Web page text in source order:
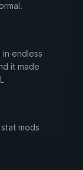
endless
it made
mods